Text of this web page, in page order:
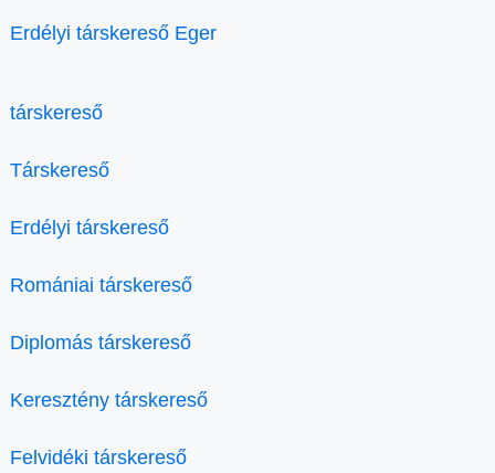
Erdélyi társkereső Eger
társkereső
Társkereső
Erdélyi társkereső
Romániai társkereső
Diplomás társkereső
Keresztény társkereső
Felvidéki társkereső